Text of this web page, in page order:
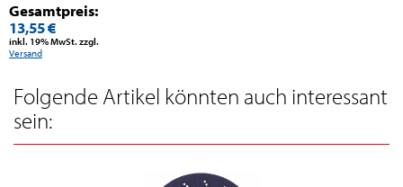
Gesamtpreis:
13,55 €
inkl. 19% MwSt. zzgl.
Versand
Folgende Artikel könnten auch interessant
sein: